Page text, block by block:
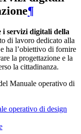
¶
i servizi digitali della
di lavoro dedicato alla
ha l’obiettivo di fornire
la progettazione e la
la cittadinanza.
Manuale operativo di
operativo di design